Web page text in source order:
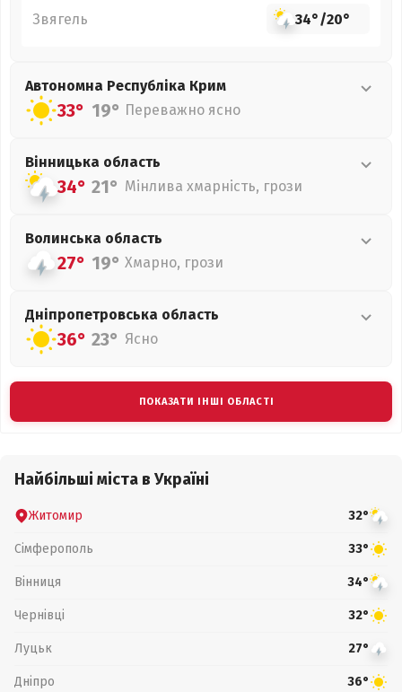
Звягель 34°/20°
Автономна Республіка Крим
33° 19° Переважно ясно
Вінницька область
34° 21° Мінлива хмарність, грози
Волинська область
27° 19° Хмарно, грози
Дніпропетровська область
36° 23° Ясно
ПОКАЗАТИ ІНШІ ОБЛАСТІ
Найбільші міста в Україні
Житомир 32°
Сімферополь 33°
Вінниця 34°
Чернівці 32°
Луцьк 27°
Дніпро 36°